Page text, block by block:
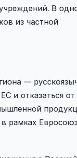
В
из частной
—
и отказаться
рамках